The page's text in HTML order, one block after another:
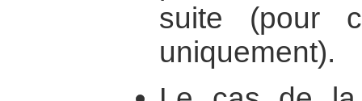
suite (pour
uniquement).